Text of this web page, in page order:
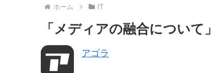
ホーム IT
「メディアの融合について
アゴラ